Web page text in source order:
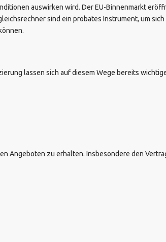
auswirken wird. Der EU-Binnenmarkt
sind ein probates Instrument, um
lassen sich auf diesem Wege bereits
Angeboten zu erhalten. Insbesondere den